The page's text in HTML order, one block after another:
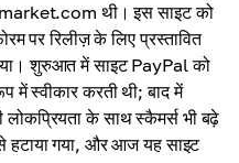
थी। इस साइट को
पर रिलीज़ के लिए प्रस्तावित
शुरुआत में साइट PayPal को
स्वीकार करती थी; बाद में
के साथ स्कैमर्स भी बढ़े
गया, और आज यह साइट